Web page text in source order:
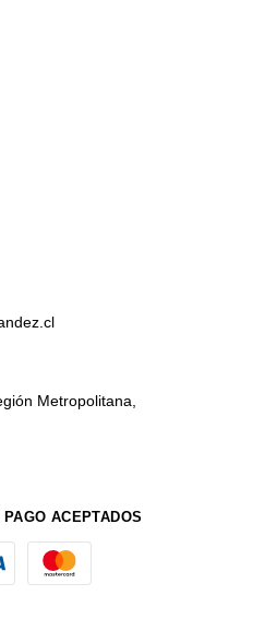
Metropolitana,
ACEPTADOS